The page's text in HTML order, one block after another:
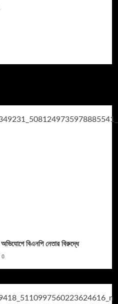
অভিযোগে বিএনপি নেতার বিরুদ্ধে
0